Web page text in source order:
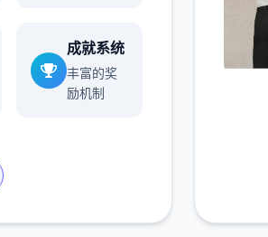
成就系统
丰富的奖
励机制